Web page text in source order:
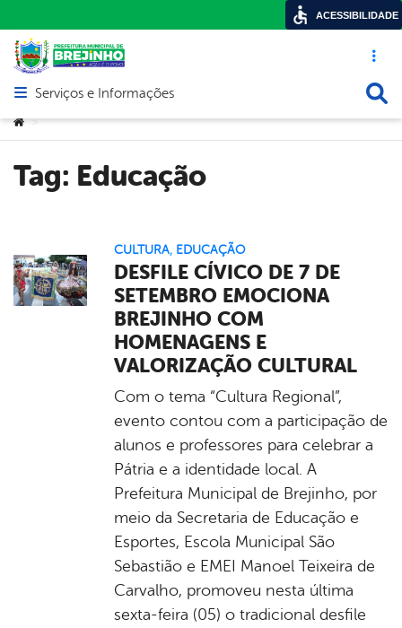
Acesso
Abrir menu principal de navegação
Serviços e Informações
Você está aqui:
>
Tag: Educação
CULTURA, EDUCAÇÃO
DESFILE CÍVICO DE 7 DE
SETEMBRO EMOCIONA
BREJINHO COM
HOMENAGENS E
VALORIZAÇÃO CULTURAL
Com o tema “Cultura Regional”,
evento contou com a participação de
alunos e professores para celebrar a
Pátria e a identidade local. A
Prefeitura Municipal de Brejinho, por
meio da Secretaria de Educação e
Esportes, Escola Municipal São
Sebastião e EMEI Manoel Teixeira de
Carvalho, promoveu nesta última
sexta-feira (05) o tradicional desfile
ACESSIBILIDADE